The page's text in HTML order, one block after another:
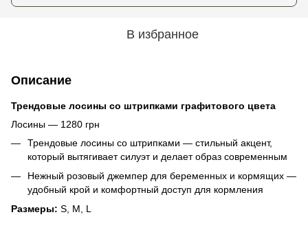
В избранное
Описание
Трендовые лосины со штрипками графитового цвета
Лосины — 1280 грн
Трендовые лосины со штрипками — стильный акцент,
который вытягивает силуэт и делает образ современным
Нежный розовый джемпер для беременных и кормящих —
удобный крой и комфортный доступ для кормления
Размеры: S, M, L